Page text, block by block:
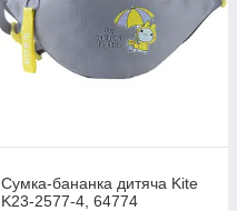
Сумка-бананка дитяча Kite
K23-2577-4, 64774